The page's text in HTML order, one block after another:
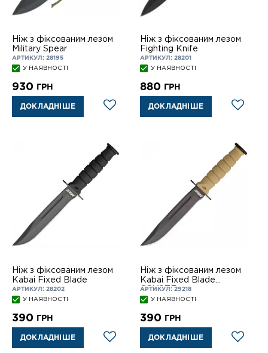
Ніж з фіксованим лезом
Military Spear
АРТИКУЛ: 28195
У НАЯВНОСТІ
930 ГРН
ДОКЛАДНІШЕ
Ніж з фіксованим лезом
Fighting Knife
АРТИКУЛ: 28201
У НАЯВНОСТІ
880 ГРН
ДОКЛАДНІШЕ
Ніж з фіксованим лезом
Kabai Fixed Blade
АРТИКУЛ: 28202
У НАЯВНОСТІ
390 ГРН
ДОКЛАДНІШЕ
Ніж з фіксованим лезом
Kabai Fixed Blade
COYOTE
АРТИКУЛ: 29218
У НАЯВНОСТІ
390 ГРН
ДОКЛАДНІШЕ